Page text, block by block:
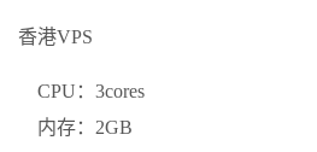
香港VPS
CPU：3cores
内存：2GB